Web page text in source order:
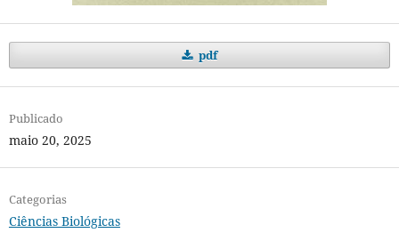
pdf
Publicado
maio 20, 2025
Categorias
Ciências Biológicas